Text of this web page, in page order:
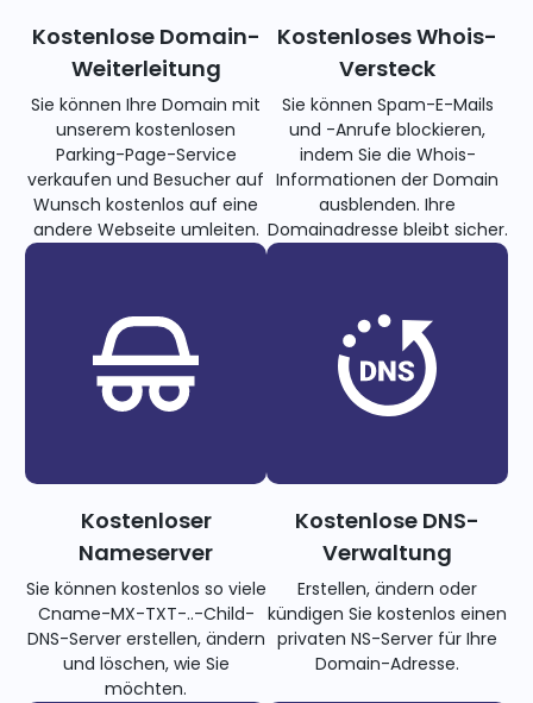
Kostenlose Domain-
Weiterleitung
Sie können Ihre Domain mit
unserem kostenlosen
Parking-Page-Service
verkaufen und Besucher auf
Wunsch kostenlos auf eine
andere Webseite umleiten.
Kostenloses Whois-
Versteck
Sie können Spam-E-Mails
und -Anrufe blockieren,
indem Sie die Whois-
Informationen der Domain
ausblenden. Ihre
Domainadresse bleibt sicher.
Kostenloser
Nameserver
Sie können kostenlos so viele
Cname-MX-TXT-..-Child-
DNS-Server erstellen, ändern
und löschen, wie Sie
möchten.
Kostenlose DNS-
Verwaltung
Erstellen, ändern oder
kündigen Sie kostenlos einen
privaten NS-Server für Ihre
Domain-Adresse.